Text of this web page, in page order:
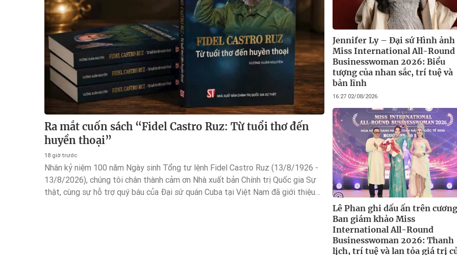
Ra mắt cuốn sách “Fidel Castro Ruz: Từ tuổi thơ đến
huyền thoại”
18 giờ trước
Nhân kỷ niệm 100 năm Ngày sinh Tổng tư lệnh Fidel Castro Ruz (13/8/1926 -
13/8/2026), chúng tôi chân thành cảm ơn Nhà xuất bản Chính trị Quốc gia Sự
thật, cùng sự hỗ trợ quý báu của Đại sứ quán Cuba tại Việt Nam đã giới thiệu
Jennifer Ly – Đại sứ Hình ảnh
Miss International All-Round
Businesswoman 2026: Biểu
tượng của nhan sắc, trí tuệ và
bản lĩnh
16:27 02/08/2026
Lê Phan ghi dấu ấn trên
Ban giám khảo Miss
International All-Round
Businesswoman 2026: Thanh
lịch, trí tuệ và lan tỏa giá trị